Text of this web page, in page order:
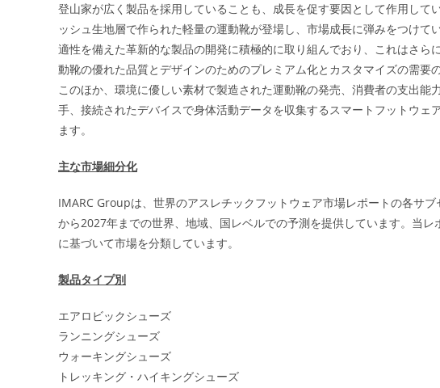
登山家が広く製品を採用していることも、成長を促す要因として作用して
ッシュ生地層で作られた軽量の運動靴が登場し、市場成長に弾みをつけ
適性を備えた革新的な製品の開発に積極的に取り組んでおり、これはさ
動靴の優れた品質とデザインのためのプレミアム化とカスタマイズの需要
このほか、環境に優しい素材で製造された運動靴の発売、消費者の支出
手、接続されたデバイスで身体活動データを収集するスマートフットウ
ます。
主な市場細分化
IMARC Groupは、世界のアスレチックフットウェア市場レポートの各サ
から2027年までの世界、地域、国レベルでの予測を提供しています。当
に基づいて市場を分類しています。
製品タイプ別
エアロビックシューズ
ランニングシューズ
ウォーキングシューズ
トレッキング・ハイキングシューズ